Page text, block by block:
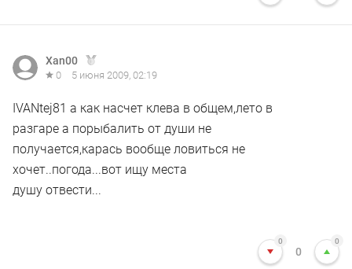
Xan00
0 5 июня 2009, 02:19
IVANtej81 а как насчет клева в общем,лето в
разгаре а порыбалить от души не
получается,карась вообще ловиться не
хочет..погода...вот ищу места
душу отвести...
0
0
0